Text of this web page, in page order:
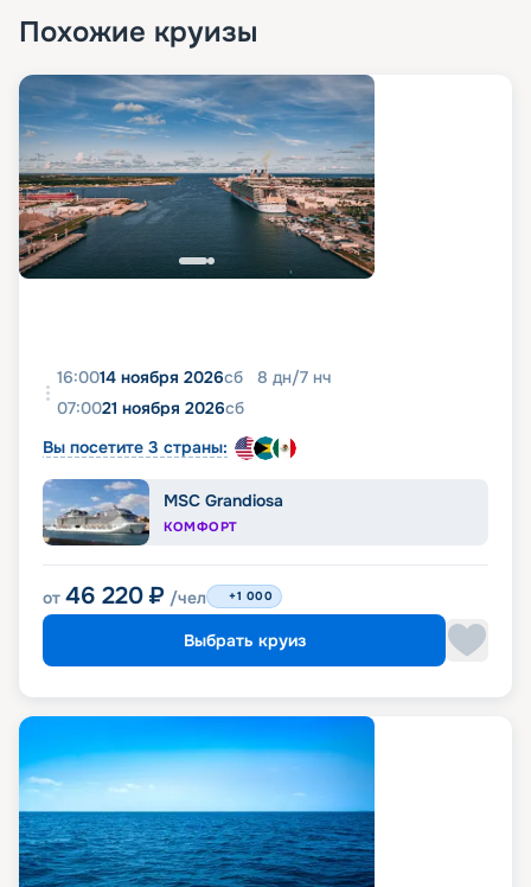
Похожие круизы
16:0014 ноября 2026сб 8 дн/7 нч
07:0021 ноября 2026сб
Вы посетите 3 страны:
MSC Grandiosa
КОМФОРТ
от 46 220 ₽ /чел +1 000
Выбрать круиз